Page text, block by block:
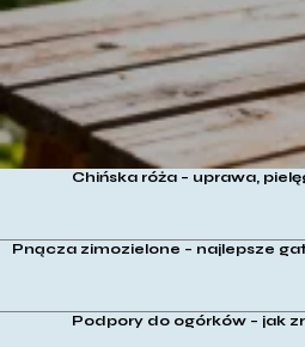
Chińska róża – uprawa,
Pnącza zimozielone – najlepsze
Podpory do ogórków – jak